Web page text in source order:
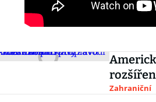
Zahraniční